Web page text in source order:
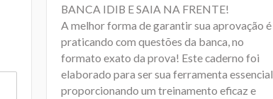
BANCA IDIB E SAIA NA FRENTE!
A melhor forma de garantir sua aprovação é
praticando com questões da banca, no
formato exato da prova! Este caderno foi
elaborado para ser sua ferramenta essencial
proporcionando um treinamento eficaz e